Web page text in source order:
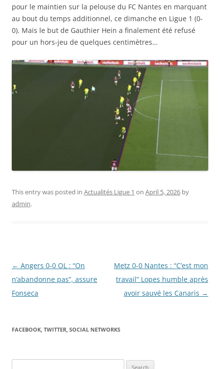
pour le maintien sur la pelouse du FC Nantes en marquant
au bout du temps additionnel, ce dimanche en Ligue 1 (0-
0). Mais le but de Gauthier Hein a finalement été refusé
pour un hors-jeu de quelques centimètres…
This entry was posted in Actualités Ligue 1 on April 5, 2026 by
admin.
Post
navigation
← Angers 0-0 OL : “On
n’abandonne pas”, assure
Fonseca
Metz 0-0 Nantes : “C’est mon
travail” Lopes humble après
avoir sauvé les Canaris →
FACEBOOK, TWITTER, SOCIAL NETWORKS